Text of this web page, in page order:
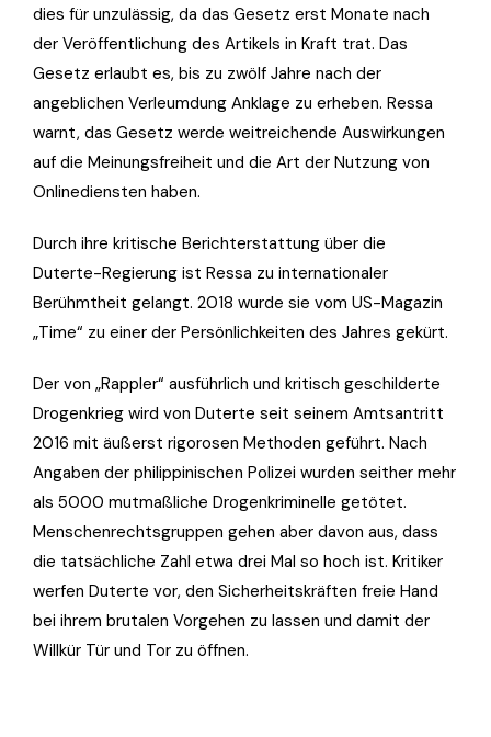
dies für unzulässig, da das Gesetz erst Monate nach
der Veröffentlichung des Artikels in Kraft trat. Das
Gesetz erlaubt es, bis zu zwölf Jahre nach der
angeblichen Verleumdung Anklage zu erheben. Ressa
warnt, das Gesetz werde weitreichende Auswirkungen
auf die Meinungsfreiheit und die Art der Nutzung von
Onlinediensten haben.
Durch ihre kritische Berichterstattung über die
Duterte-Regierung ist Ressa zu internationaler
Berühmtheit gelangt. 2018 wurde sie vom US-Magazin
„Time“ zu einer der Persönlichkeiten des Jahres gekürt.
Der von „Rappler“ ausführlich und kritisch geschilderte
Drogenkrieg wird von Duterte seit seinem Amtsantritt
2016 mit äußerst rigorosen Methoden geführt. Nach
Angaben der philippinischen Polizei wurden seither mehr
als 5000 mutmaßliche Drogenkriminelle getötet.
Menschenrechtsgruppen gehen aber davon aus, dass
die tatsächliche Zahl etwa drei Mal so hoch ist. Kritiker
werfen Duterte vor, den Sicherheitskräften freie Hand
bei ihrem brutalen Vorgehen zu lassen und damit der
Willkür Tür und Tor zu öffnen.